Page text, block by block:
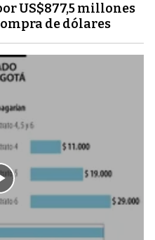
US$877,5 millones
de dólares